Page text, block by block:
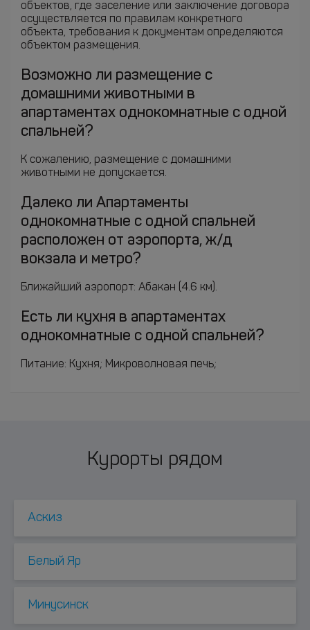
объектов, где заселение или заключение договора
осуществляется по правилам конкретного
объекта, требования к документам определяются
объектом размещения.
Возможно ли размещение с
домашними животными в
апартаментах однокомнатные с одной
спальней?
К сожалению, размещение с домашними
животными не допускается.
Далеко ли Апартаменты
однокомнатные с одной спальней
расположен от аэропорта, ж/д
вокзала и метро?
Ближайший аэропорт: Абакан (4.6 км).
Есть ли кухня в апартаментах
однокомнатные с одной спальней?
Питание: Кухня; Микроволновая печь;
Курорты рядом
Аскиз
Белый Яр
Минусинск